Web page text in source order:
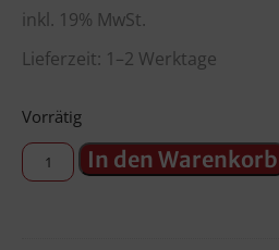
inkl. 19% MwSt.
Lieferzeit: 1–2 Werktage
Vorrätig
In den Warenkorb